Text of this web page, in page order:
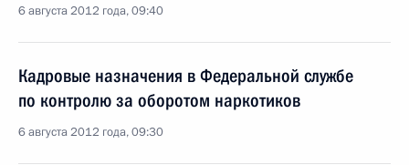
6 августа 2012 года, 09:40
Кадровые назначения в Федеральной службе
по контролю за оборотом наркотиков
6 августа 2012 года, 09:30